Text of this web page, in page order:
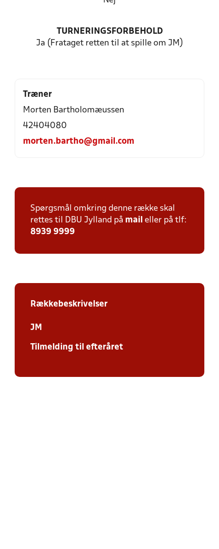
TURNERINGSFORBEHOLD
Ja (Frataget retten til at spille om JM)
Træner
Morten Bartholomæussen
42404080
morten.bartho@gmail.com
Spørgsmål omkring denne række skal
rettes til DBU Jylland på mail eller på tlf:
8939 9999
Rækkebeskrivelser
JM
Tilmelding til efteråret